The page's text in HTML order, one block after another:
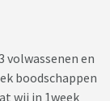
volwassenen en
boodschappen
wij in 1week